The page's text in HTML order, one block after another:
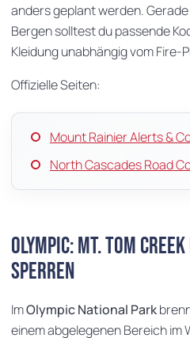
anders geplant werden.
Bergen solltest du passende
Kleidung unabhängig vom Fire-
Offizielle Seiten:
Mount Rainier Alerts &
North Cascades Road
Olympic: Mt. Tom
Sperren
ImOlympic National Park
einem abgelegenen Bereich im